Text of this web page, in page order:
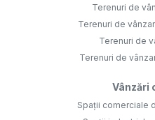
Terenuri de
Terenuri de
Terenuri de
Terenuri de
Vânzări
Spații comerciale